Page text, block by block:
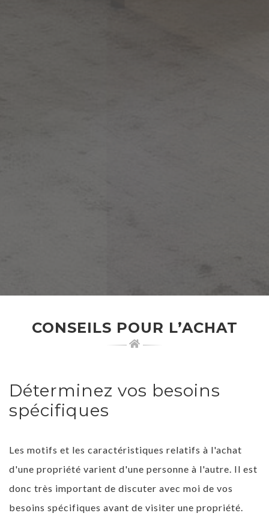
CONSEILS POUR L’ACHAT
Déterminez vos besoins
spécifiques
Les motifs et les caractéristiques relatifs à l'achat
d'une propriété varient d'une personne à l'autre. Il est
donc très important de discuter avec moi de vos
besoins spécifiques avant de visiter une propriété.